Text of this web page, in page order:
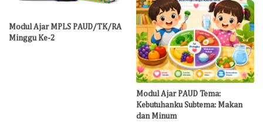
Modul Ajar MPLS PAUD/TK/RA
Minggu Ke-2
Modul Ajar PAUD Tema:
Kebutuhanku Subtema: Makan
dan Minum